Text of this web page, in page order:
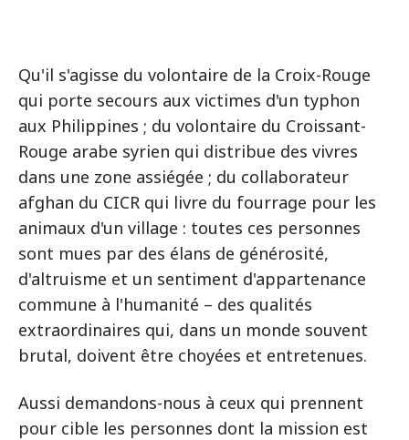
Qu'il s'agisse du volontaire de la Croix-Rouge
qui porte secours aux victimes d'un typhon
aux Philippines ; du volontaire du Croissant-
Rouge arabe syrien qui distribue des vivres
dans une zone assiégée ; du collaborateur
afghan du CICR qui livre du fourrage pour les
animaux d'un village : toutes ces personnes
sont mues par des élans de générosité,
d'altruisme et un sentiment d'appartenance
commune à l'humanité – des qualités
extraordinaires qui, dans un monde souvent
brutal, doivent être choyées et entretenues.
Aussi demandons-nous à ceux qui prennent
pour cible les personnes dont la mission est